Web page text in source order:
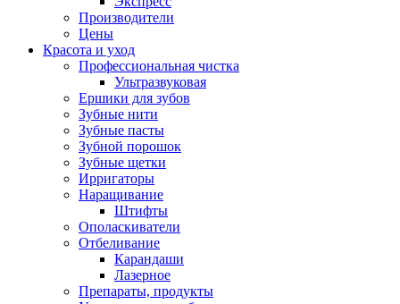
Производители
Цены
Красота и уход
Профессиональная чистка
Ультразвуковая
Ершики для зубов
Зубные нити
Зубные пасты
Зубной порошок
Зубные щетки
Ирригаторы
Наращивание
Штифты
Ополаскиватели
Отбеливание
Карандаши
Лазерное
Препараты, продукты